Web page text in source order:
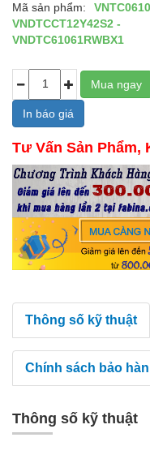
Mã sản phẩm:
VNDTCCT12Y42S2 -
VNDTC61061RWBX1
In báo giá
Tư Vấn Sản Phẩm,
Thông số kỹ thuật
Chính sách bảo
Thông số kỹ thuật